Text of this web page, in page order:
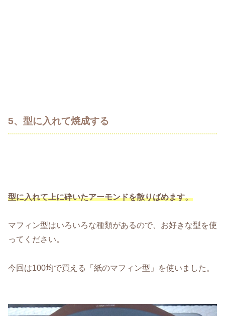
5、型に入れて焼成する
型に入れて上に砕いたアーモンドを散りばめます。
マフィン型はいろいろな種類があるので、お好きな型を使
ってください。
今回は100均で買える「紙のマフィン型」を使いました。